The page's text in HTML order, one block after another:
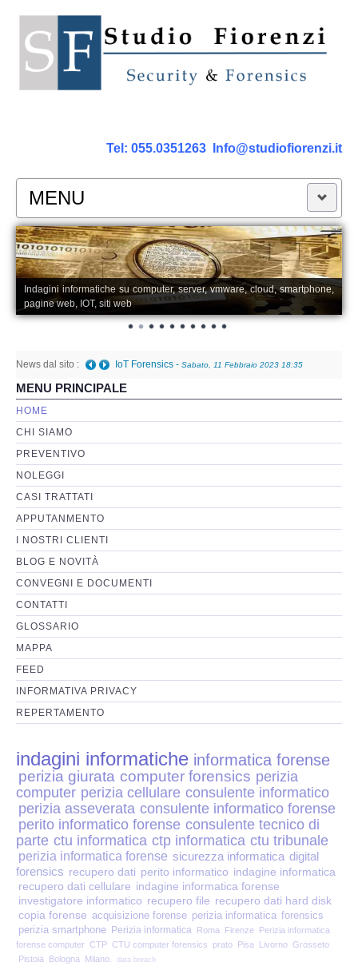
Tel: 055.0351263 Info@studiofiorenzi.it
MENU
PERIZIE
Perizia Computer
Perizia Smartphone Tablet,Cell.
Perizia Rete dati
Perizia Basi di Dati
Perizia Immagini e Video
Perzia su Software/Programmi
Perizia Fonica e Trascrizioni
Perizia su Social Network
Perizia Web Reputation
Perizia Host e Mainframe
Perizia Contratti ICT
Perizia Disp. Elettronici
Perizia Stalking
Perizia Cyber Bullismo
Incarichi CTU e CTP
Perizia Centralini PBX e VOIP
Perizia Estimo
Perizia Documento informatico
Indagini informatiche su computer, server, vmware, cloud, smartphone,
pagine web, IOT, siti web
News dal sito : IoT Forensics - Sabato, 11 Febbraio 2023 18:35
MENU PRINCIPALE
HOME
CHI SIAMO
PREVENTIVO
NOLEGGI
CASI TRATTATI
APPUTANMENTO
I NOSTRI CLIENTI
BLOG E NOVITÀ
CONVEGNI E DOCUMENTI
CONTATTI
GLOSSARIO
MAPPA
FEED
INFORMATIVA PRIVACY
REPERTAMENTO
indagini informatiche informatica forense
perizia giurata computer forensics perizia
computer perizia cellulare consulente informatico
perizia asseverata consulente informatico forense
perito informatico forense consulente tecnico di
parte ctu informatica ctp informatica ctu tribunale
perizia informatica forense sicurezza informatica digital
forensics recupero dati perito informatico indagine informatica
recupero dati cellulare indagine informatica forense
investigatore informatico recupero file recupero dati hard disk
copia forense acquisizione forense perizia informatica forensics
perizia smartphone Perizia informatica Roma Firenze Perizia informatica
forense computer CTP CTU computer forensics prato Pisa Livorno Grosseto
Pistoia
Bologna Milano. data breach